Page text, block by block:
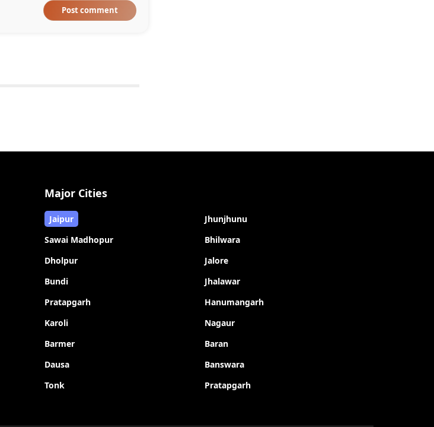
Post comment
Major Cities
Jaipur
Jhunjhunu
Sawai Madhopur
Bhilwara
Dholpur
Jalore
Bundi
Jhalawar
Pratapgarh
Hanumangarh
Karoli
Nagaur
Barmer
Baran
Dausa
Banswara
Tonk
Pratapgarh